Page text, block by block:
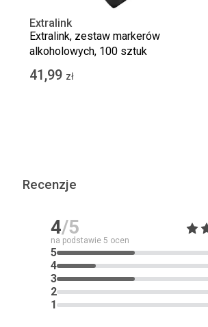
Extralink
Extralink, zestaw markerów
alkoholowych, 100 sztuk
41,99 zł
Recenzje
4/5
na podstawie 5 ocen
5
4
3
2
1